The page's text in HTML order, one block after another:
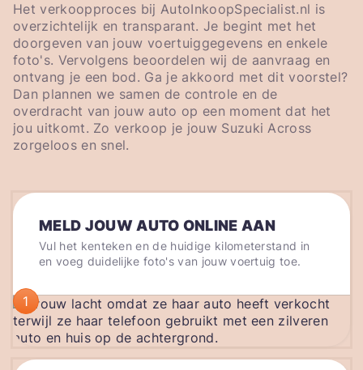
Het verkoopproces bij AutoInkoopSpecialist.nl is
overzichtelijk en transparant. Je begint met het
doorgeven van jouw voertuiggegevens en enkele
foto's. Vervolgens beoordelen wij de aanvraag en
ontvang je een bod. Ga je akkoord met dit voorstel?
Dan plannen we samen de controle en de
overdracht van jouw auto op een moment dat het
jou uitkomt. Zo verkoop je jouw Suzuki Across
zorgeloos en snel.
MELD JOUW AUTO ONLINE AAN
Vul het kenteken en de huidige kilometerstand in
en voeg duidelijke foto's van jouw voertuig toe.
1